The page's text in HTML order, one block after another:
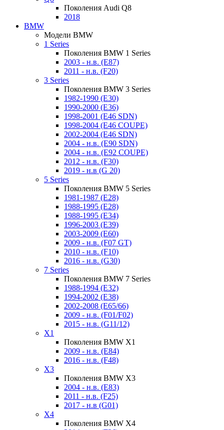
Поколения Audi Q8
2018
BMW
Модели BMW
1 Series
Поколения BMW 1 Series
2003 - н.в. (E87)
2011 - н.в. (F20)
3 Series
Поколения BMW 3 Series
1982-1990 (E30)
1990-2000 (E36)
1998-2001 (E46 SDN)
1998-2004 (E46 COUPE)
2002-2004 (E46 SDN)
2004 - н.в. (E90 SDN)
2004 - н.в. (E92 COUPE)
2012 - н.в. (F30)
2019 - н.в (G 20)
5 Series
Поколения BMW 5 Series
1981-1987 (E28)
1988-1995 (E28)
1988-1995 (E34)
1996-2003 (E39)
2003-2009 (E60)
2009 - н.в. (F07 GT)
2010 - н.в. (F10)
2016 - н.в. (G30)
7 Series
Поколения BMW 7 Series
1988-1994 (E32)
1994-2002 (E38)
2002-2008 (E65/66)
2009 - н.в. (F01/F02)
2015 - н.в. (G11/12)
X1
Поколения BMW X1
2009 - н.в. (E84)
2016 - н.в. (F48)
X3
Поколения BMW X3
2004 - н.в. (E83)
2011 - н.в. (F25)
2017 - н.в (G01)
X4
Поколения BMW X4